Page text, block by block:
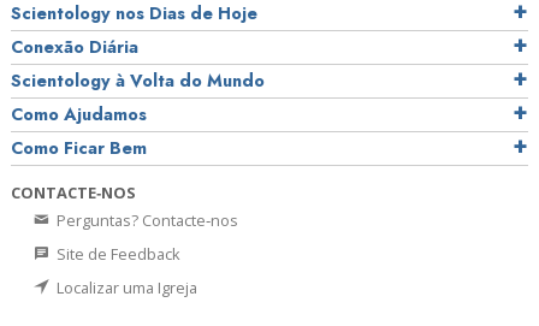
Scientology nos Dias de Hoje
Conexão Diária
Scientology à Volta do Mundo
Como Ajudamos
Como Ficar Bem
CONTACTE‑NOS
Perguntas? Contacte‑nos
Site de Feedback
Localizar uma Igreja